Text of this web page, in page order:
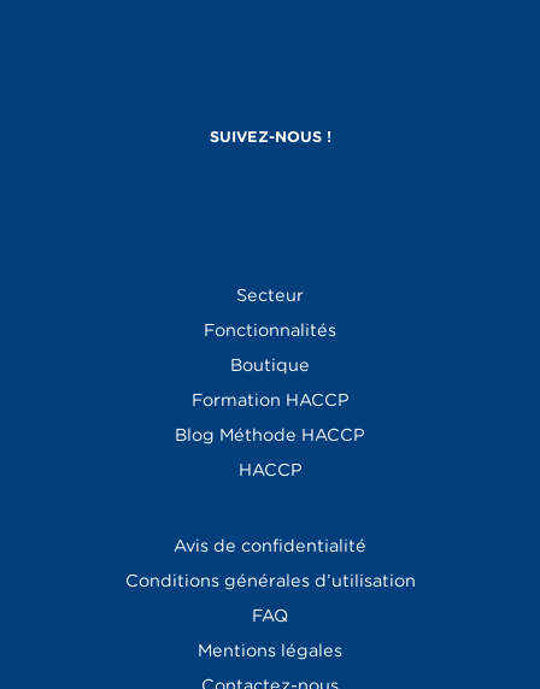
Secteur
Fonctionnalités
Boutique
Formation HACCP
Blog Méthode HACCP
HACCP
Avis de confidentialité
Conditions générales d’utilisation
FAQ
Mentions légales
Contactez-nous